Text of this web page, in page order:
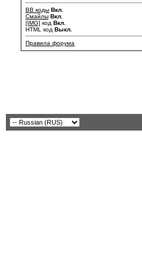
BB коды Вкл.
Смайлы Вкл.
[IMG] код Вкл.
HTML код Выкл.
Правила форума